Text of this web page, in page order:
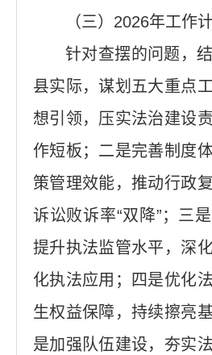
（三）2026年工作
针对查摆的问题，
县实际，谋划五大重点
想引领，压实法治建设
作短板；二是完善制度
策管理效能，推动行政
诉讼败诉率“双降”；三
提升执法监管水平，深
化执法应用；四是优化
生权益保障，持续擦亮
是加强队伍建设，夯实